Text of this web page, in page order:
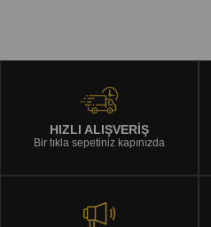
HIZLI ALIŞVERİŞ
Bir tıkla sepetiniz kapınızda